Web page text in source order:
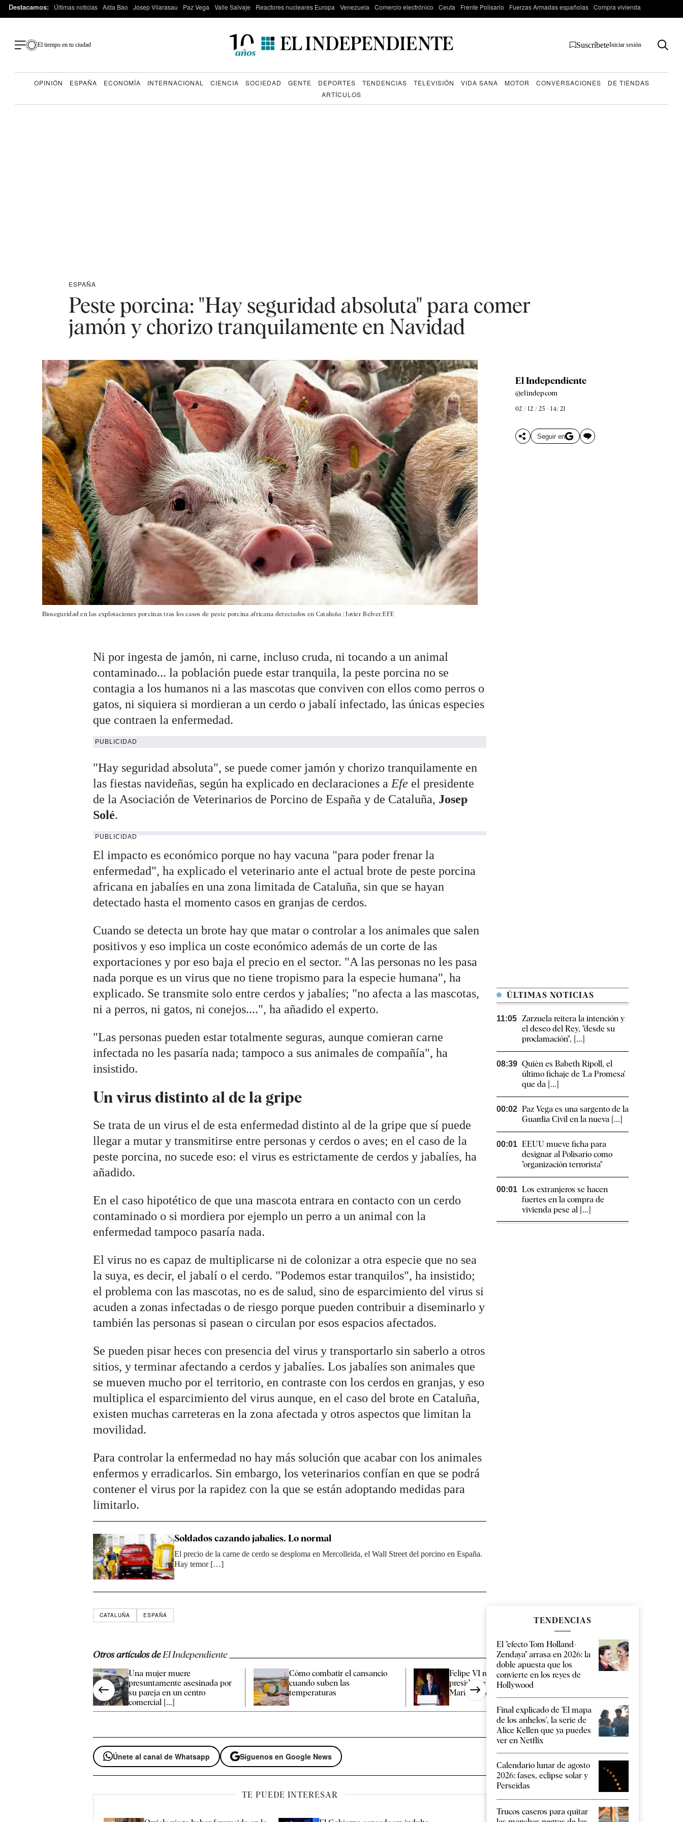
Destacamos: Últimas noticias Aída Bao Josep Vilarasau Paz Vega Valle Salvaje Reactores nucleares Europa Venezuela Comercio electrónico Ceuta Frente Polisario Fuerzas Armadas españolas Compra vivienda
El tiempo en tu ciudad SuscríbeteIniciar sesión
OPINIÓN ESPAÑA ECONOMÍA INTERNACIONAL CIENCIA SOCIEDAD GENTE DEPORTES TENDENCIAS TELEVISIÓN VIDA SANA MOTOR CONVERSACIONES
DE TIENDAS
ARTÍCULOS
ESPAÑA
Peste porcina: "Hay seguridad absoluta" para comer
jamón y chorizo tranquilamente en Navidad
Bioseguridad en las explotaciones porcinas tras los casos de peste porcina africana detectados en Cataluña |Javier Belver/EFE
El Independiente
@elindepcom
02 / 12 / 25 - 14: 21
Seguir en
Ni por ingesta de jamón, ni carne, incluso cruda, ni tocando a un animal
contaminado... la población puede estar tranquila, la peste porcina no se
contagia a los humanos ni a las mascotas que conviven con ellos como perros o
gatos, ni siquiera si mordieran a un cerdo o jabalí infectado, las únicas especies
que contraen la enfermedad.
PUBLICIDAD
"Hay seguridad absoluta", se puede comer jamón y chorizo tranquilamente en
las fiestas navideñas, según ha explicado en declaraciones a Efe el presidente
de la Asociación de Veterinarios de Porcino de España y de Cataluña, Josep
Solé.
PUBLICIDAD
El impacto es económico porque no hay vacuna "para poder frenar la
enfermedad", ha explicado el veterinario ante el actual brote de peste porcina
africana en jabalíes en una zona limitada de Cataluña, sin que se hayan
detectado hasta el momento casos en granjas de cerdos.
Cuando se detecta un brote hay que matar o controlar a los animales que salen
positivos y eso implica un coste económico además de un corte de las
exportaciones y por eso baja el precio en el sector. "A las personas no les pasa
nada porque es un virus que no tiene tropismo para la especie humana", ha
explicado. Se transmite solo entre cerdos y jabalíes; "no afecta a las mascotas,
ni a perros, ni gatos, ni conejos....", ha añadido el experto.
"Las personas pueden estar totalmente seguras, aunque comieran carne
infectada no les pasaría nada; tampoco a sus animales de compañía", ha
insistido.
Un virus distinto al de la gripe
Se trata de un virus el de esta enfermedad distinto al de la gripe que sí puede
llegar a mutar y transmitirse entre personas y cerdos o aves; en el caso de la
peste porcina, no sucede eso: el virus es estrictamente de cerdos y jabalíes, ha
añadido.
En el caso hipotético de que una mascota entrara en contacto con un cerdo
contaminado o si mordiera por ejemplo un perro a un animal con la
enfermedad tampoco pasaría nada.
El virus no es capaz de multiplicarse ni de colonizar a otra especie que no sea
la suya, es decir, el jabalí o el cerdo. "Podemos estar tranquilos", ha insistido;
el problema con las mascotas, no es de salud, sino de esparcimiento del virus si
acuden a zonas infectadas o de riesgo porque pueden contribuir a diseminarlo y
también las personas si pasean o circulan por esos espacios afectados.
Se pueden pisar heces con presencia del virus y transportarlo sin saberlo a otros
sitios, y terminar afectando a cerdos y jabalíes. Los jabalíes son animales que
se mueven mucho por el territorio, en contraste con los cerdos en granjas, y eso
multiplica el esparcimiento del virus aunque, en el caso del brote en Cataluña,
existen muchas carreteras en la zona afectada y otros aspectos que limitan la
movilidad.
Para controlar la enfermedad no hay más solución que acabar con los animales
enfermos y erradicarlos. Sin embargo, los veterinarios confían en que se podrá
contener el virus por la rapidez con la que se están adoptando medidas para
limitarlo.
Soldados cazando jabalíes. Lo normal
El precio de la carne de cerdo se desploma en Mercolleida, el Wall Street del porcino en España.
Hay temor […]
CATALUÑA ESPAÑA
Otros artículos deEl Independiente
Una mujer muere
presuntamente asesinada por
su pareja en un centro
comercial [...]
Cómo combatir el cansancio​
cuando suben las
temperaturas
Felipe VI recibe este jueves al
presidente de Ceuta en
Marivent para [...]
Infantino estudia
Únete al canal de Whatsapp Síguenos en Google News
TE PUEDE INTERESAR
ÚLTIMAS NOTICIAS
11:05 Zarzuela reitera la intención y
el deseo del Rey, "desde su
proclamación", [...]
08:39 Quién es Babeth Ripoll, el
último fichaje de 'La Promesa'
que da [...]
00:02 Paz Vega es una sargento de la
Guardia Civil en la nueva [...]
00:01 EEUU mueve ficha para
designar al Polisario como
"organización terrorista"
00:01 Los extranjeros se hacen
fuertes en la compra de
vivienda pese al [...]
TENDENCIAS
El "efecto Tom Holland-
Zendaya" arrasa en 2026: la
doble apuesta que los
convierte en los reyes de
Hollywood
Final explicado de 'El mapa
de los anhelos', la serie de
Alice Kellen que ya puedes
ver en Netflix
Calendario lunar de agosto
2026: fases, eclipse solar y
Perseidas
Trucos caseros para quitar